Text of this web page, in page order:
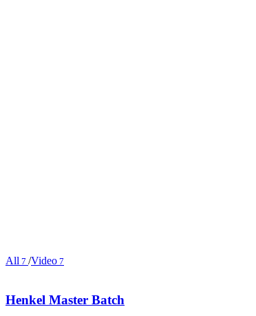
All 7 /Video 7
Henkel Master Batch